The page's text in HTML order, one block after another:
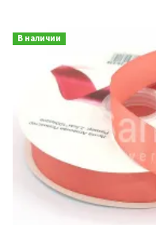
В наличии